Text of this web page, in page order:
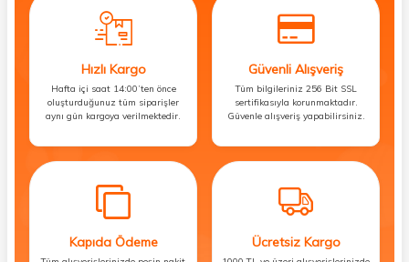
Hızlı Kargo
Hafta içi saat 14:00’ten önce
oluşturduğunuz tüm siparişler
aynı gün kargoya verilmektedir.
Güvenli Alışveriş
Tüm bilgileriniz 256 Bit SSL
sertifikasıyla korunmaktadır.
Güvenle alışveriş yapabilirsiniz.
Kapıda Ödeme Ücretsiz Kargo